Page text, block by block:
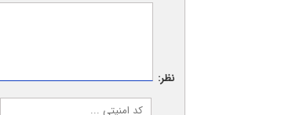
نظر: